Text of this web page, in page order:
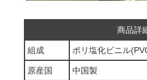
商品詳
組成 ポリ塩化ビニル
原産国 中国製